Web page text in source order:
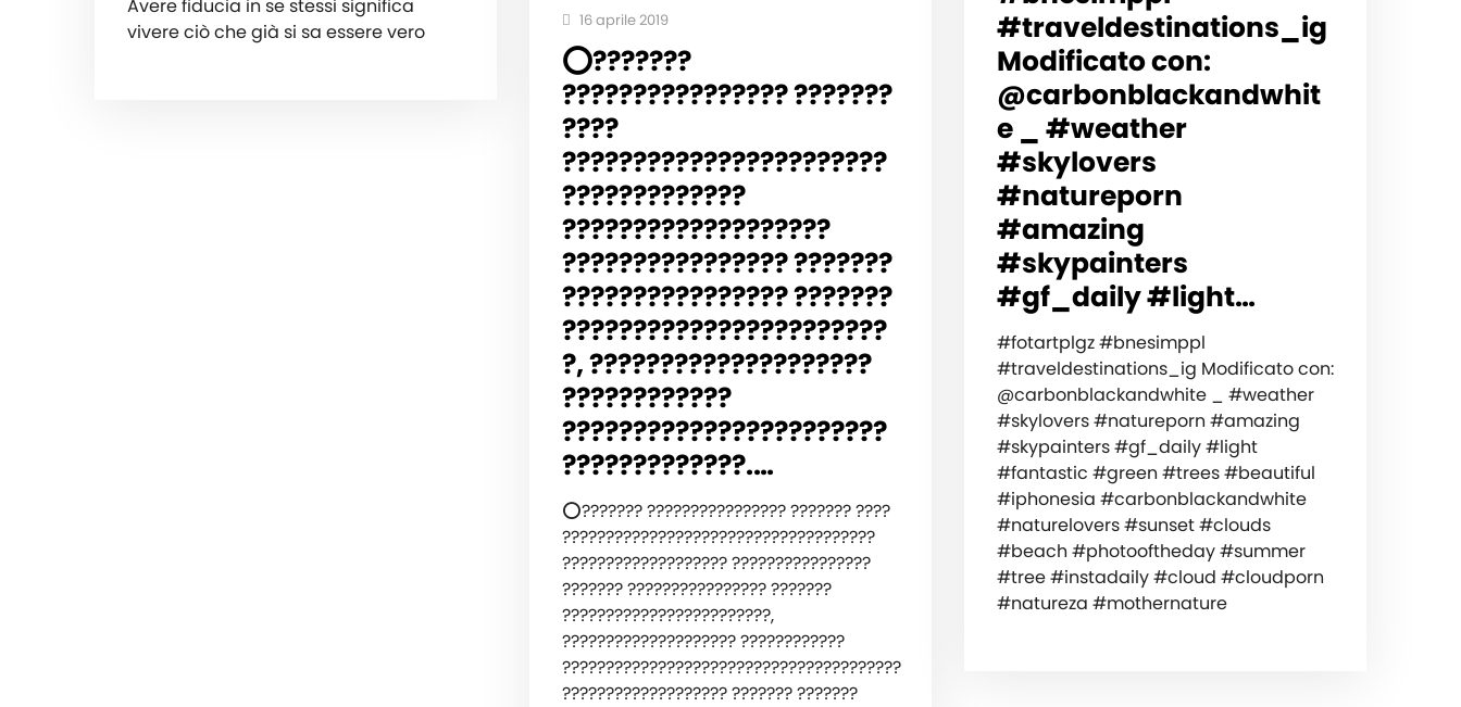
Avere fiducia in se stessi significa
vivere ciò che già si sa essere vero
16 aprile 2019
⭕️???????
???????????????? ???????
????
???????????????????????
?????????????
???????????????????
???????????????? ???????
???????????????? ???????
???????????????????????
?, ????????????????????
????????????
???????????????????????
?????????????.…
⭕️??????? ???????????????? ??????? ????
????????????????????????????????????
??????????????????? ????????????????
??????? ???????????????? ???????
????????????????????????,
???????????????????? ????????????
???????????????????????????????????????
??????????????????? ??????? ???????
#traveldestinations_ig
Modificato con:
@carbonblackandwhit
e _ #weather
#skylovers
#natureporn
#amazing
#skypainters
#gf_daily #light…
#fotartplgz #bnesimppl
#traveldestinations_ig Modificato con:
@carbonblackandwhite _ #weather
#skylovers #natureporn #amazing
#skypainters #gf_daily #light
#fantastic #green #trees #beautiful
#iphonesia #carbonblackandwhite
#naturelovers #sunset #clouds
#beach #photooftheday #summer
#tree #instadaily #cloud #cloudporn
#natureza #mothernature